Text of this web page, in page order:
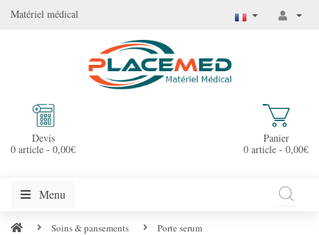
Matériel médical
Devis
0 article - 0,00€
Panier
0 article - 0,00€
Menu
Soins & pansements Porte serum